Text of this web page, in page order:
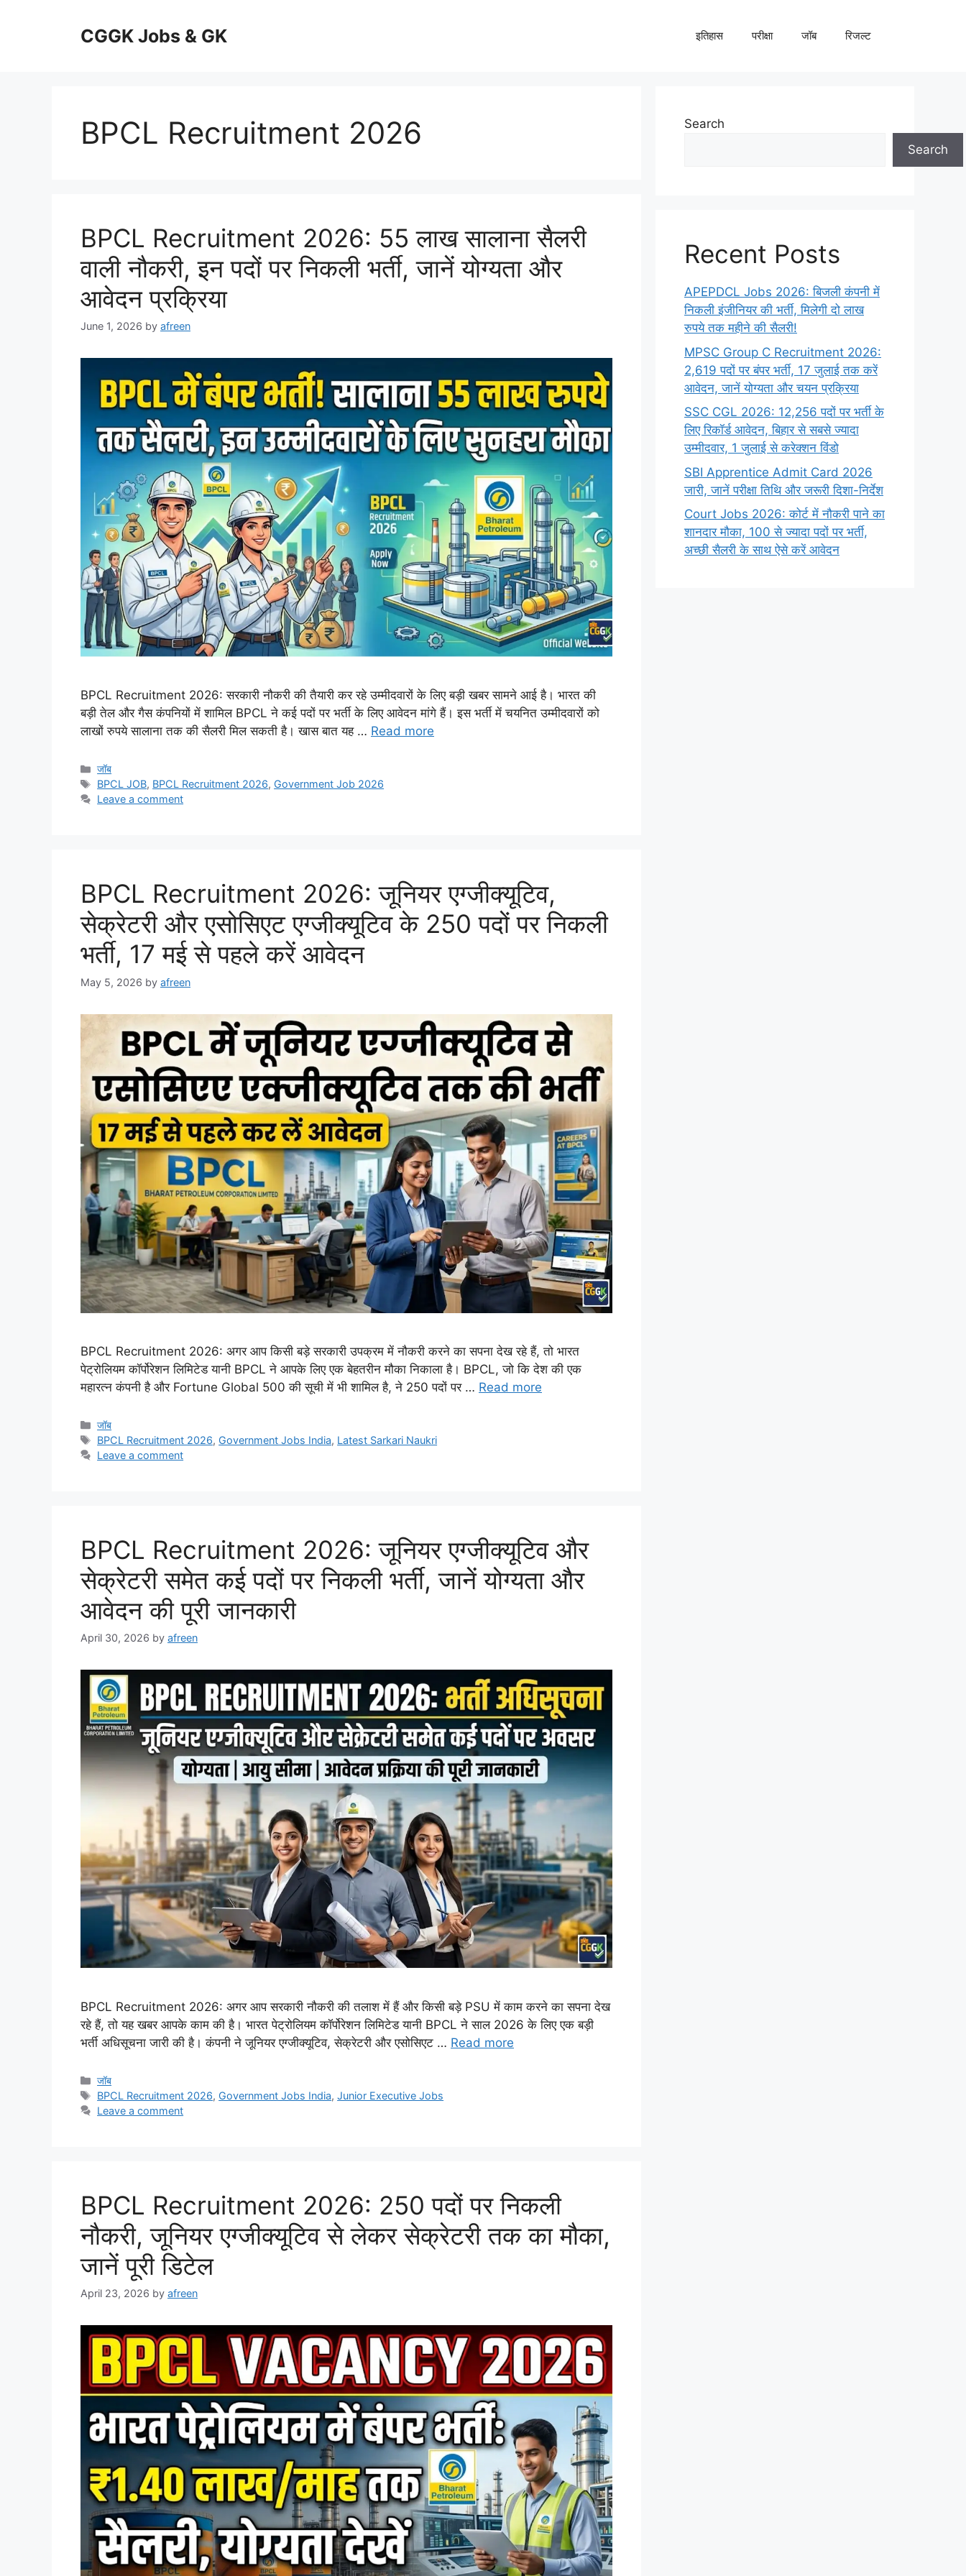
CGGK Jobs & GK इतिहास परीक्षा जॉब रिजल्ट
BPCL Recruitment 2026
BPCL Recruitment 2026: 55 लाख सालाना सैलरी
वाली नौकरी, इन पदों पर निकली भर्ती, जानें योग्यता और
आवेदन प्रक्रिया
June 1, 2026 by afreen
BPCL Recruitment 2026: सरकारी नौकरी की तैयारी कर रहे उम्मीदवारों के लिए बड़ी खबर सामने आई है। भारत की
बड़ी तेल और गैस कंपनियों में शामिल BPCL ने कई पदों पर भर्ती के लिए आवेदन मांगे हैं। इस भर्ती में चयनित उम्मीदवारों को
लाखों रुपये सालाना तक की सैलरी मिल सकती है। खास बात यह … Read more
Categories
जॉब
Tags
BPCL JOB, BPCL Recruitment 2026, Government Job 2026
Leave a comment
BPCL Recruitment 2026: जूनियर एग्जीक्यूटिव,
सेक्रेटरी और एसोसिएट एग्जीक्यूटिव के 250 पदों पर निकली
भर्ती, 17 मई से पहले करें आवेदन
May 5, 2026 by afreen
BPCL Recruitment 2026: अगर आप किसी बड़े सरकारी उपक्रम में नौकरी करने का सपना देख रहे हैं, तो भारत
पेट्रोलियम कॉर्पोरेशन लिमिटेड यानी BPCL ने आपके लिए एक बेहतरीन मौका निकाला है। BPCL, जो कि देश की एक
महारत्न कंपनी है और Fortune Global 500 की सूची में भी शामिल है, ने 250 पदों पर … Read more
Categories
जॉब
Tags
BPCL Recruitment 2026, Government Jobs India, Latest Sarkari Naukri
Leave a comment
BPCL Recruitment 2026: जूनियर एग्जीक्यूटिव और
सेक्रेटरी समेत कई पदों पर निकली भर्ती, जानें योग्यता और
आवेदन की पूरी जानकारी
April 30, 2026 by afreen
BPCL Recruitment 2026: अगर आप सरकारी नौकरी की तलाश में हैं और किसी बड़े PSU में काम करने का सपना देख
रहे हैं, तो यह खबर आपके काम की है। भारत पेट्रोलियम कॉर्पोरेशन लिमिटेड यानी BPCL ने साल 2026 के लिए एक बड़ी
भर्ती अधिसूचना जारी की है। कंपनी ने जूनियर एग्जीक्यूटिव, सेक्रेटरी और एसोसिएट … Read more
Categories
जॉब
Tags
BPCL Recruitment 2026, Government Jobs India,Junior Executive Jobs
Leave a comment
BPCL Recruitment 2026: 250 पदों पर निकली
नौकरी, जूनियर एग्जीक्यूटिव से लेकर सेक्रेटरी तक का मौका,
जानें पूरी डिटेल
April 23, 2026 by afreen
Search
Search
Recent Posts
APEPDCL Jobs 2026: बिजली कंपनी में
निकली इंजीनियर की भर्ती, मिलेगी दो लाख
रुपये तक महीने की सैलरी!
MPSC Group C Recruitment 2026:
2,619 पदों पर बंपर भर्ती, 17 जुलाई तक करें
आवेदन, जानें योग्यता और चयन प्रक्रिया
SSC CGL 2026: 12,256 पदों पर भर्ती के
लिए रिकॉर्ड आवेदन, बिहार से सबसे ज्यादा
उम्मीदवार, 1 जुलाई से करेक्शन विंडो
SBI Apprentice Admit Card 2026
जारी, जानें परीक्षा तिथि और जरूरी दिशा-निर्देश
Court Jobs 2026: कोर्ट में नौकरी पाने का
शानदार मौका, 100 से ज्यादा पदों पर भर्ती,
अच्छी सैलरी के साथ ऐसे करें आवेदन